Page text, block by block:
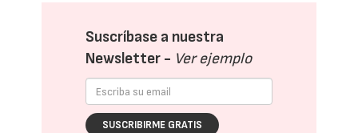
Suscríbase a nuestra
Newsletter - Ver ejemplo
SUSCRIBIRME GRATIS